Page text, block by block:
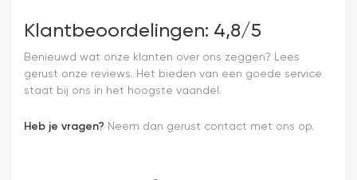
Klantbeoordelingen: 4,8/5
Benieuwd wat onze klanten over ons zeggen? Lees
gerust onze reviews. Het bieden van een goede service
staat bij ons in het hoogste vaandel.
Heb je vragen? Neem dan gerust contact met ons op.